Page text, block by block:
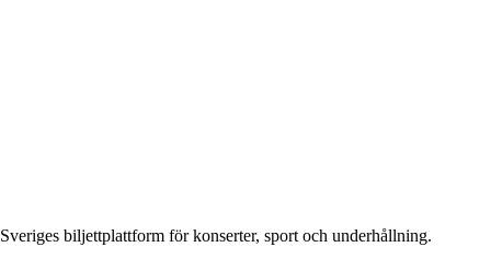
Sveriges biljettplattform för konserter, sport och underhållning.